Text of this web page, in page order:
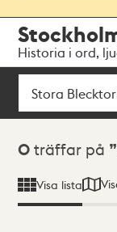
navigationen
huvudinnehållet
Historia i ord,
Sök
Sökresultat
0 träffar på
Visa lista